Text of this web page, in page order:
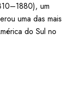
um
uma das mais
do Sul no